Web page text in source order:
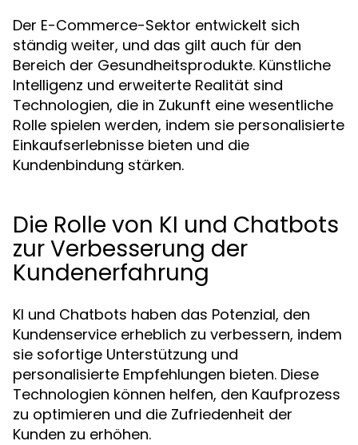
Der E-Commerce-Sektor entwickelt sich
ständig weiter, und das gilt auch für den
Bereich der Gesundheitsprodukte. Künstliche
Intelligenz und erweiterte Realität sind
Technologien, die in Zukunft eine wesentliche
Rolle spielen werden, indem sie personalisierte
Einkaufserlebnisse bieten und die
Kundenbindung stärken.
Die Rolle von KI und Chatbots
zur Verbesserung der
Kundenerfahrung
KI und Chatbots haben das Potenzial, den
Kundenservice erheblich zu verbessern, indem
sie sofortige Unterstützung und
personalisierte Empfehlungen bieten. Diese
Technologien können helfen, den Kaufprozess
zu optimieren und die Zufriedenheit der
Kunden zu erhöhen.